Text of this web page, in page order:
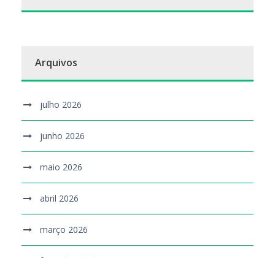
Arquivos
julho 2026
junho 2026
maio 2026
abril 2026
março 2026